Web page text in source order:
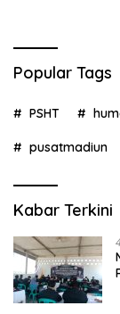
Popular Tags
PSHT
pusatmadiun
Kabar Terkini